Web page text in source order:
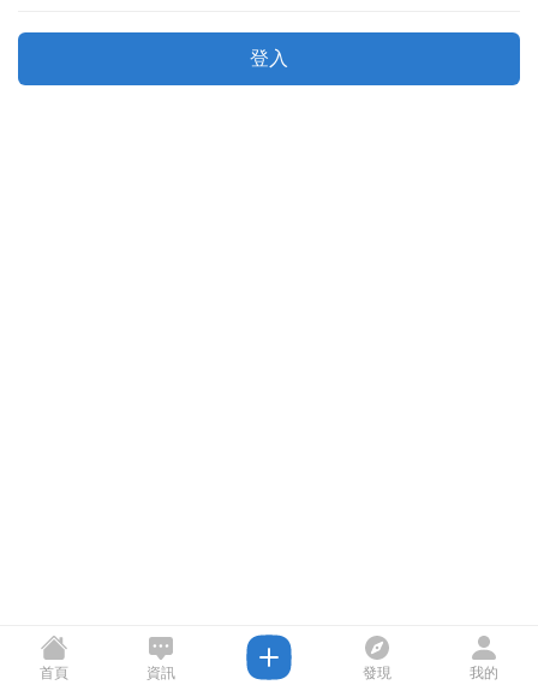
登入
首頁 資訊 發現 我的